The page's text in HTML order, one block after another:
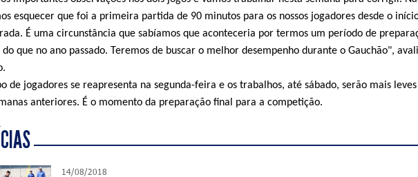
esquecer que foi a primeira partida de 90 minutos para os nossos jogadores desde o
É uma circunstância que sabíamos que aconteceria por termos um período de
que no ano passado. Teremos de buscar o melhor desempenho durante o Gauchão",
de jogadores se reapresenta na segunda-feira e os trabalhos, até sábado, serão mais
anteriores. É o momento da preparação final para a competição.
14/08/2018